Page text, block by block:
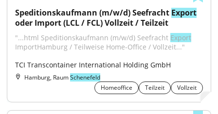
Speditionskaufmann (m/w/d) Seefracht Export
oder Import (LCL / FCL) Vollzeit / Teilzeit
"...html Speditionskaufmann (m/w/d) Seefracht Export
ImportHamburg / Teilweise Home-Office / Vollzeit..."
TCI Transcontainer International Holding GmbH
Hamburg, RaumSchenefeld
Homeoffice
Teilzeit Vollzeit